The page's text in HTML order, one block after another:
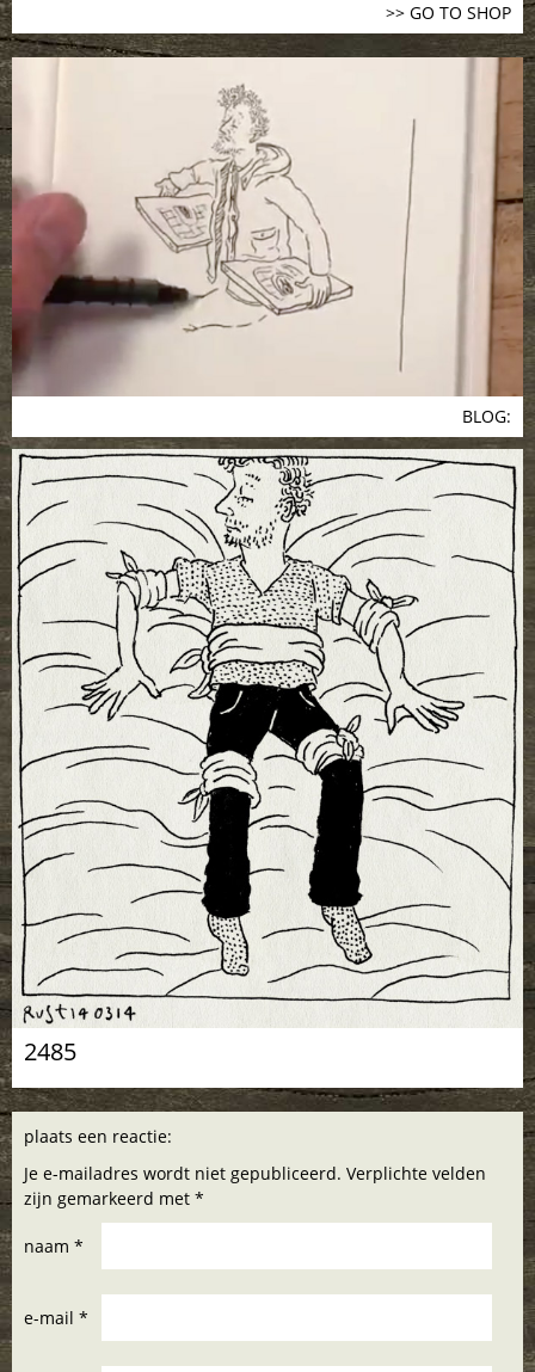
>> GO TO SHOP
BLOG:
2485
plaats een reactie:
Je e-mailadres wordt niet gepubliceerd. Verplichte velden
zijn gemarkeerd met *
naam *
e-mail *